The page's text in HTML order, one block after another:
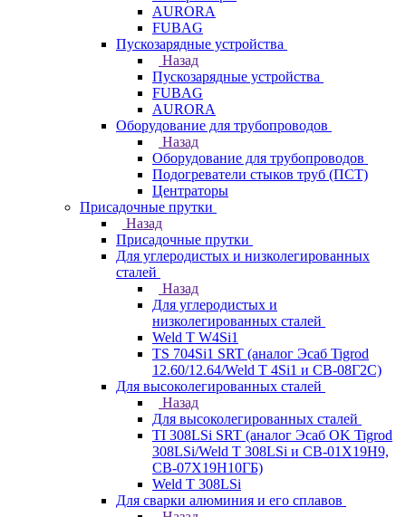
AURORA
FUBAG
Пускозарядные устройства
Назад
Пускозарядные устройства
FUBAG
AURORA
Оборудование для трубопроводов
Назад
Оборудование для трубопроводов
Подогреватели стыков труб (ПСТ)
Центраторы
Присадочные прутки
Назад
Присадочные прутки
Для углеродистых и низколегированных
сталей
Назад
Для углеродистых и
низколегированных сталей
Weld T W4Si1
TS 704Si1 SRT (аналог Эсаб Tigrod
12.60/12.64/Weld T 4Si1 и СВ-08Г2С)
Для высоколегированных сталей
Назад
Для высоколегированных сталей
TI 308LSi SRT (аналог Эсаб OK Tigrod
308LSi/Weld T 308LSi и СВ-01Х19Н9,
СВ-07Х19Н10ГБ)
Weld T 308LSi
Для сварки алюминия и его сплавов